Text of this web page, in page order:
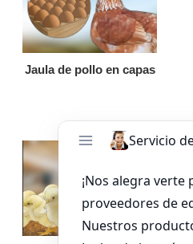
Jaula de pollo en capas